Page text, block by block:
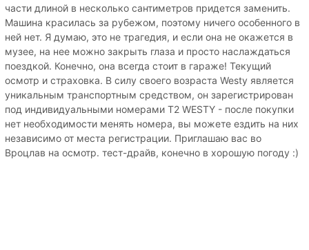
части длиной в несколько сантиметров придется заменить.
Машина красилась за рубежом, поэтому ничего особенного в
ней нет. Я думаю, это не трагедия, и если она не окажется в
музее, на нее можно закрыть глаза и просто наслаждаться
поездкой. Конечно, она всегда стоит в гараже! Текущий
осмотр и страховка. В силу своего возраста Westy является
уникальным транспортным средством, он зарегистрирован
под индивидуальными номерами T2 WESTY - после покупки
нет необходимости менять номера, вы можете ездить на них
независимо от места регистрации. Приглашаю вас во
Вроцлав на осмотр. тест-драйв, конечно в хорошую погоду :)